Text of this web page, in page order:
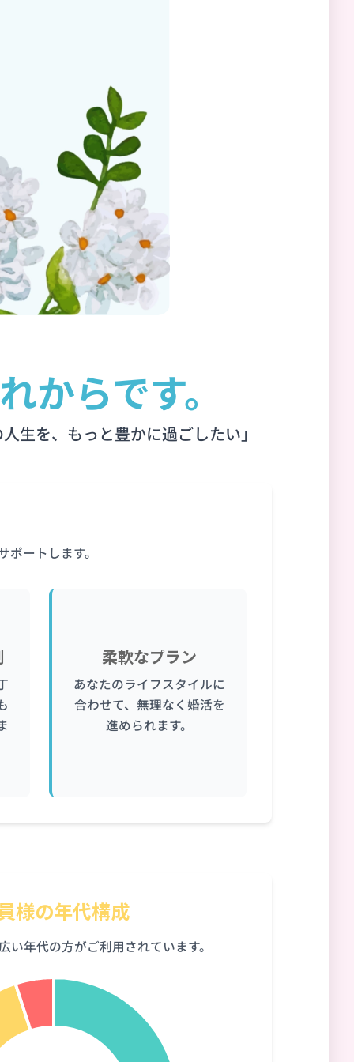
らです。
生を、もっと豊かに過ごしたい」
ートします。
柔軟なプラン
あなたのライフスタイルに
合わせて、無理なく婚活を
進められます。
様の年代構成
い年代の方がご利用されています。